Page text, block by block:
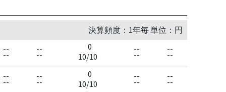
決算頻度：1年毎 単位：円
--
--
--
--
0
10/10
--
--
--
--
--
--
--
--
0
10/10
--
--
--
--